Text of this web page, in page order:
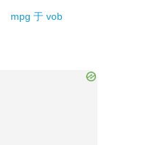
mpg 于 vob